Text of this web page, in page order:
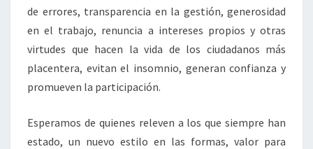
de errores, transparencia en la gestión, generosidad
en el trabajo, renuncia a intereses propios y otras
virtudes que hacen la vida de los ciudadanos más
placentera, evitan el insomnio, generan confianza y
promueven la participación.
Esperamos de quienes releven a los que siempre han
estado, un nuevo estilo en las formas, valor para